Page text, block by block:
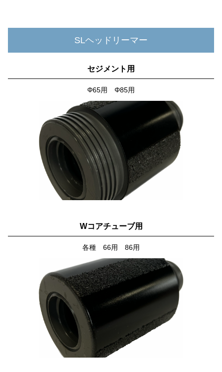
SLヘッドリーマー
セジメント用
Φ65用 Φ85用
Wコアチューブ用
各種 66用 86用